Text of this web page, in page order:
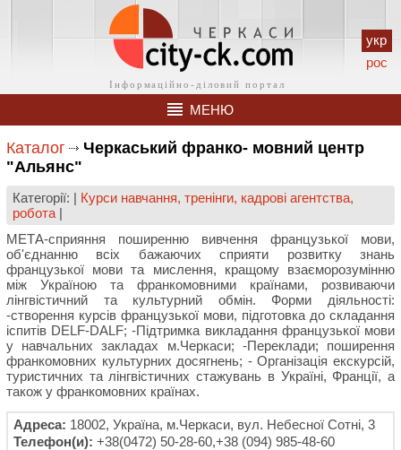
укр
рос
МЕНЮ
Каталог
Черкаський франко- мовний центр
"Альянс"
Категорії: | Курси навчання, тренінги, кадрові агентства,
робота |
МЕТА-сприяння поширенню вивчення французької мови,
об'єднанню всіх бажаючих сприяти розвитку знань
французької мови та мислення, кращому взаєморозумінню
між Україною та франкомовними країнами, розвиваючи
лінгвістичний та культурний обмін. Форми діяльності:
-створення курсів французької мови, підготовка до складання
іспитів DELF-DALF; -Підтримка викладання французької мови
у навчальних закладах м.Черкаси; -Переклади; поширення
франкомовних культурних досягнень; - Організація екскурсій,
туристичних та лінгвістичних стажувань в Україні, Франції, а
також у франкомовних країнах.
Адреса: 18002, Україна, м.Черкаси, вул. Небесної Сотні, 3
Телефон(и): +38(0472) 50-28-60,+38 (094) 985-48-60